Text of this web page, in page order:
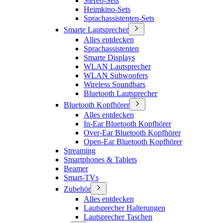
Heimkino-Sets
Sprachassistenten-Sets
Smarte Lautsprecher
Alles entdecken
Sprachassistenten
Smarte Displays
WLAN Lautsprecher
WLAN Subwoofers
Wireless Soundbars
Bluetooth Lautsprecher
Bluetooth Kopfhörer
Alles entdecken
In-Ear Bluetooth Kopfhörer
Over-Ear Bluetooth Kopfhörer
Open-Ear Bluetooth Kopfhörer
Streaming
Smartphones & Tablets
Beamer
Smart-TVs
Zubehör
Alles entdecken
Lautsprecher Halterungen
Lautsprecher Taschen